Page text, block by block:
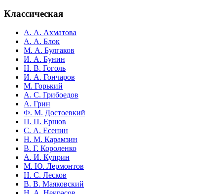
Классическая
А. А. Ахматова
А. А. Блок
М. А. Булгаков
И. А. Бунин
Н. В. Гоголь
И. А. Гончаров
М. Горький
А. С. Грибоедов
А. Грин
Ф. М. Достоевкий
П. П. Ершов
С. А. Есенин
Н. М. Карамзин
В. Г. Короленко
А. И. Куприн
М. Ю. Лермонтов
Н. С. Лесков
В. В. Маяковский